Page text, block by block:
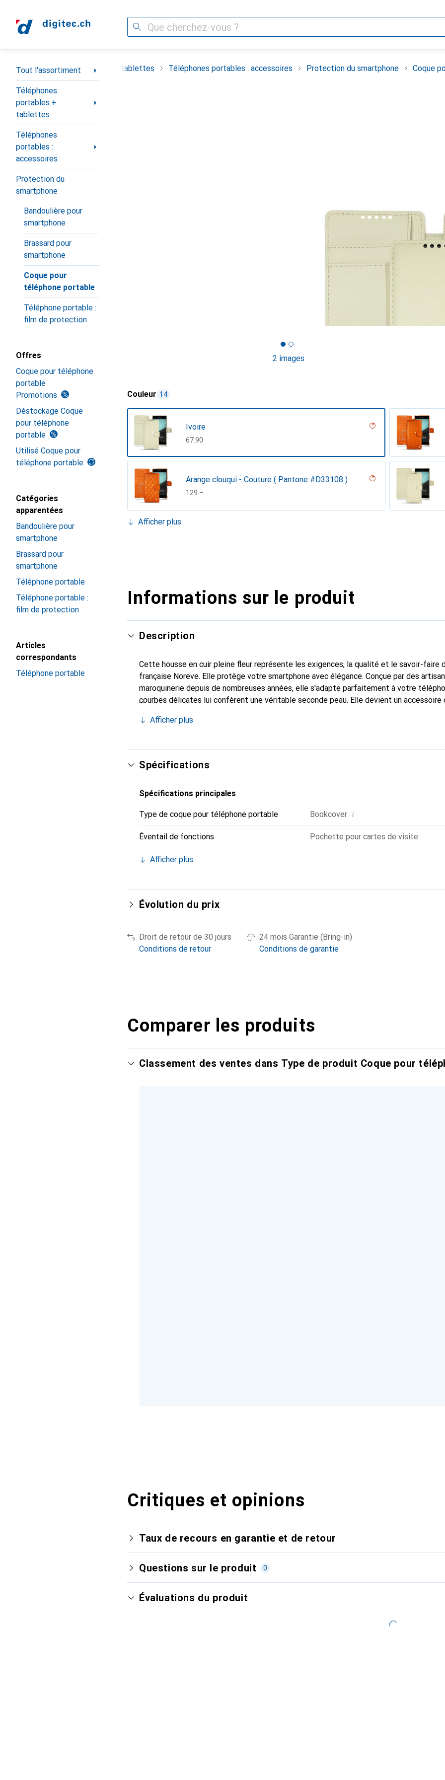
Recherche
Navigation par catégorie
Tout l'assortiment
Téléphones
portables +
tablettes
Téléphones
portables :
accessoires
Protection du
smartphone
Bandoulière pour
smartphone
Brassard pour
smartphone
Coque pour
téléphone portable
Téléphone portable :
film de protection
Offres
Coque pour téléphone
portable
Promotions
Déstockage Coque
pour téléphone
portable
Utilisé Coque pour
téléphone portable
Catégories
apparentées
Bandoulière pour
smartphone
Brassard pour
smartphone
Téléphone portable
Téléphone portable :
film de protection
Articles
correspondants
Téléphone portable
Téléphones portables + tablettes Téléphones portables : accessoires Protection du smartphone Coque
2 images
Couleur 14
Ivoire
CHF
67.90
Arange clouqui - Couture ( Pantone #D33108 )
CHF
129.–
Afficher plus
Informations sur le produit
Description
Cette housse en cuir pleine fleur représente les exigences, la qualité et le savoir-faire
française Noreve. Elle protège votre smartphone avec élégance. Conçue par des
maroquinerie depuis de nombreuses années, elle s'adapte parfaitement à votre
courbes délicates lui confèrent une véritable seconde peau. Elle devient un
un choix sûr pour une clientèle exigeante.
Afficher plus
Spécifications
Spécifications principales
Type de coque pour téléphone portable Bookcover i
Éventail de fonctions Pochette pour cartes de visite
Afficher plus
Évolution du prix
Droit de retour de 30 jours
Conditions de retour
24 mois Garantie (Bring-in)
Conditions de garantie
Comparer les produits
Classement des ventes dans Type de produit Coque pour
Critiques et opinions
Taux de recours en garantie et de retour
Questions sur le produit 0
Évaluations du produit